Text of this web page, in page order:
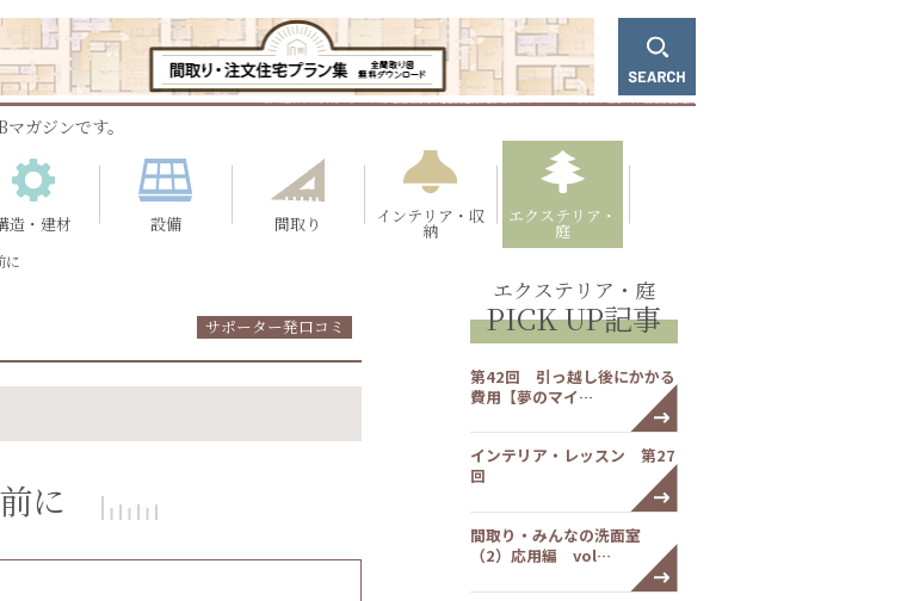
ガジンです。
造・建材 設備 間取り インテリア・収
納
エクステリア・
庭
に
サポーター発口コミ
に
エクステリア・庭
PICK UP記事
第42回 引っ越し後にかかる
費用【夢のマイ…
インテリア・レッスン 第27
回
間取り・みんなの洗面室
（2）応用編 vol…